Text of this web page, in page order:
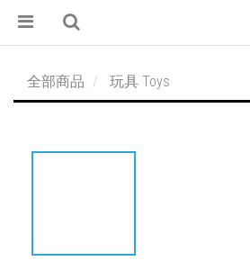
全部商品 玩具 Toys